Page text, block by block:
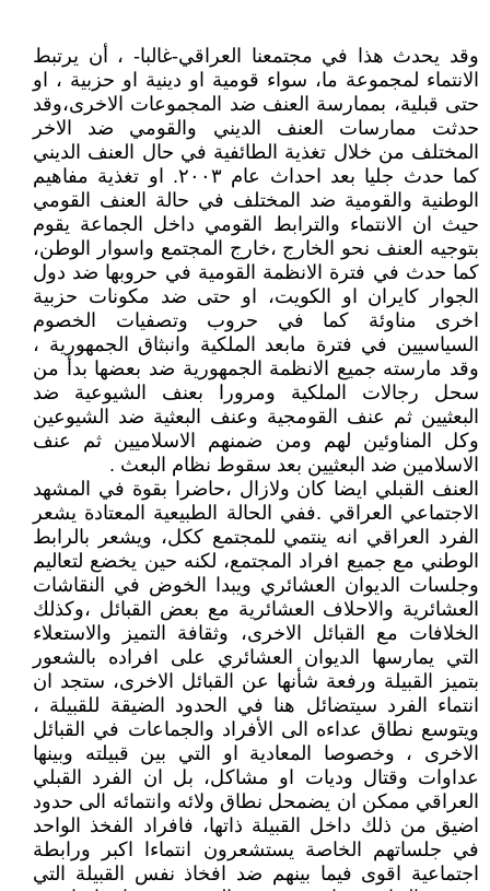
وقد يحدث هذا في مجتمعنا العراقي-غالبا- ، أن يرتبط
الانتماء لمجموعة ما، سواء قومية او دينية او حزبية ، او
حتى قبلية، بممارسة العنف ضد المجموعات الاخرى،وقد
حدثت ممارسات العنف الديني والقومي ضد الاخر
المختلف من خلال تغذية الطائفية في حال العنف الديني
كما حدث جليا بعد احداث عام ٢٠٠٣. او تغذية مفاهيم
الوطنية والقومية ضد المختلف في حالة العنف القومي
حيث ان الانتماء والترابط القومي داخل الجماعة يقوم
بتوجيه العنف نحو الخارج ،خارج المجتمع واسوار الوطن،
كما حدث في فترة الانظمة القومية في حروبها ضد دول
الجوار كايران او الكويت، او حتى ضد مكونات حزبية
اخرى مناوئة كما في حروب وتصفيات الخصوم
السياسيين في فترة مابعد الملكية وانبثاق الجمهورية ،
وقد مارسته جميع الانظمة الجمهورية ضد بعضها بدأ من
سحل رجالات الملكية ومرورا بعنف الشيوعية ضد
البعثيين ثم عنف القومجية وعنف البعثية ضد الشيوعين
وكل المناوئين لهم ومن ضمنهم الاسلاميين ثم عنف
الاسلامين ضد البعثيين بعد سقوط نظام البعث .
العنف القبلي ايضا كان ولازال ،حاضرا بقوة في المشهد
الاجتماعي العراقي .ففي الحالة الطبيعية المعتادة يشعر
الفرد العراقي انه ينتمي للمجتمع ككل، ويشعر بالرابط
الوطني مع جميع افراد المجتمع، لكنه حين يخضع لتعاليم
وجلسات الديوان العشائري ويبدا الخوض في النقاشات
العشائرية والاحلاف العشائرية مع بعض القبائل ،وكذلك
الخلافات مع القبائل الاخرى، وثقافة التميز والاستعلاء
التي يمارسها الديوان العشائري على افراده بالشعور
بتميز القبيلة ورفعة شأنها عن القبائل الاخرى، ستجد ان
انتماء الفرد سيتضائل هنا في الحدود الضيقة للقبيلة ،
ويتوسع نطاق عداءه الى الأفراد والجماعات في القبائل
الاخرى ، وخصوصا المعادية او التي بين قبيلته وبينها
عداوات وقتال وديات او مشاكل، بل ان الفرد القبلي
العراقي ممكن ان يضمحل نطاق ولائه وانتمائه الى حدود
اضيق من ذلك داخل القبيلة ذاتها، فافراد الفخذ الواحد
في جلساتهم الخاصة يستشعرون انتماءا اكبر ورابطة
اجتماعية اقوى فيما بينهم ضد افخاذ نفس القبيلة التي